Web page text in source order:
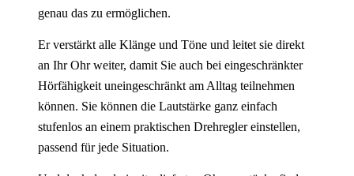
genau das zu ermöglichen.
Er verstärkt alle Klänge und Töne und leitet sie direkt
an Ihr Ohr weiter, damit Sie auch bei eingeschränkter
Hörfähigkeit uneingeschränkt am Alltag teilnehmen
können. Sie können die Lautstärke ganz einfach
stufenlos an einem praktischen Drehregler einstellen,
passend für jede Situation.